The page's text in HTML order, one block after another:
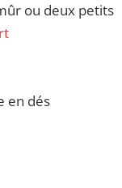
ou deux petits
en dés